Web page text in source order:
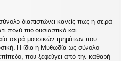
διαπιστώνει κανείς πως η σειρά
πολύ πιο ουσιαστικό και
σειρά μουσικών τμημάτων που
Η ίδια η Μυθωδία ως σύνολο
που ξεφεύγει από την καθαρή